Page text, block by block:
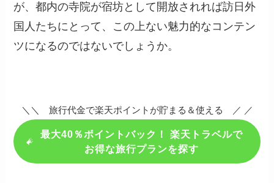
が、都内の寺院が宿坊として開放されれば訪日外
国人たちにとって、この上ない魅力的なコンテン
ツになるのではないでしょうか。
＼＼ 旅行代金で楽天ポイントが貯まる＆使える ／ ／
最大40％ポイントバック！ 楽天トラベルで
お得な旅行プランを探す